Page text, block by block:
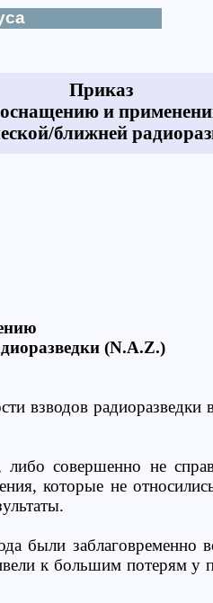
Приказ
и
ближней
(N.A.Z.)
взводов
либо совершенно не
которые не
были
к большим потерям у